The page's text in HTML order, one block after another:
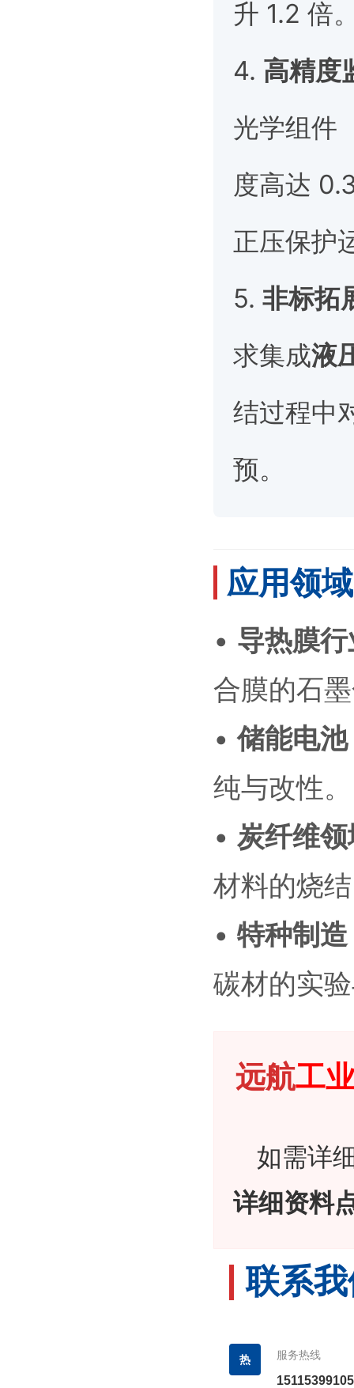
升 1.2 倍
4. 高精度
光学组
度高达
正压保护
5. 非标拓
求集成液
结过程中
预。
应用领
• 导热膜
合膜的石
•储能电
纯与改性。
• 炭纤维
材料的烧
• 特种制
碳材的实
远航工
如需详
详细资料
联系
热 服务热线
15115399105